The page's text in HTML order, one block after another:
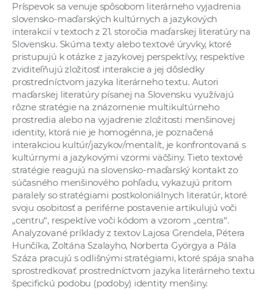
p
c
n
o
c
h
A
V
Príspevok sa venuje spôsobom literárneho vyjadrenia
slovensko-maďarských kultúrnych a jazykových
interakcií v textoch z 21. storočia maďarskej literatúry na
Slovensku. Skúma texty alebo textové úryvky, ktoré
pristupujú k otázke z jazykovej perspektívy, respektíve
zviditeľňujú zložitosť interakcie a jej dôsledky
prostredníctvom jazyka literárneho textu. Autori
maďarskej literatúry písanej na Slovensku využívajú
rôzne stratégie na znázornenie multikultúrneho
prostredia alebo na vyjadrenie zložitosti menšinovej
identity, ktorá nie je homogénna, je poznačená
interakciou kultúr/jazykov/mentalít, je konfrontovaná s
kultúrnymi a jazykovými vzormi väčšiny. Tieto textové
stratégie reagujú na slovensko-maďarský kontakt zo
súčasného menšinového pohľadu, vykazujú pritom
paralely so stratégiami postkoloniálnych literatúr, ktoré
svoju osobitosť a periférne postavenie artikulujú voči
„centru“, respektíve voči kódom a vzorom „centra“.
Analyzované príklady z textov Lajosa Grendela, Pétera
Hunčíka, Zoltána Szalayho, Norberta Györgya a Pála
Száza pracujú s odlišnými stratégiami, ktoré spája snaha
sprostredkovať prostredníctvom jazyka literárneho textu
špecifickú podobu (podoby) identity menšiny.